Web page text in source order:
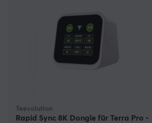
Teevolution
Rapid Sync 8K Dongle für Terra Pro -